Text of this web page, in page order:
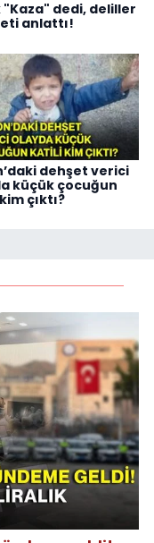
"Kaza" dedi, deliller
anlattı!
dehşet verici
küçük çocuğun
çıktı?